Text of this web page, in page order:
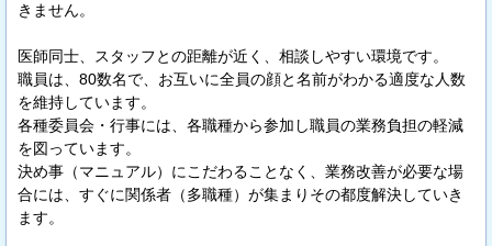
きません。
医師同士、スタッフとの距離が近く、相談しやすい環境です。
職員は、80数名で、お互いに全員の顔と名前がわかる適度な人数
を維持しています。
各種委員会・行事には、各職種から参加し職員の業務負担の軽減
を図っています。
決め事（マニュアル）にこだわることなく、業務改善が必要な場
合には、すぐに関係者（多職種）が集まりその都度解決していき
ます。